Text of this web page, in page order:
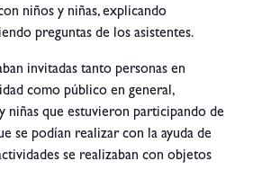
niños y niñas, explicando
preguntas de los asistentes.
invitadas tanto personas en
como público en general,
niñas que estuvieron participando de
se podían realizar con la ayuda de
se realizaban con objetos